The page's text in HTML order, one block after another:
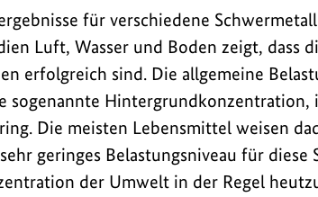
für verschiedene
Luft, Wasser und Boden zeigt, dass
erfolgreich sind. Die allgemeine
sogenannte Hintergrundkonzentration,
Die meisten Lebensmittel weisen
geringes Belastungsniveau für diese
der Umwelt in der Regel